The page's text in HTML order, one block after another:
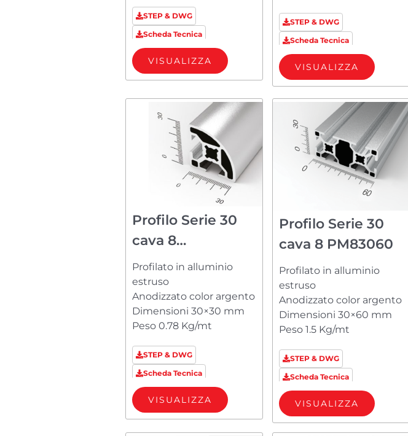
STEP & DWG
Scheda Tecnica
VISUALIZZA
STEP & DWG
Scheda Tecnica
VISUALIZZA
Profilo Serie 30
cava 8
PM83030R23
Profilato in alluminio
estruso
Anodizzato color argento
Dimensioni 30×30 mm
Peso 0.78 Kg/mt
STEP & DWG
Scheda Tecnica
VISUALIZZA
Profilo Serie 30
cava 8 PM83060
Profilato in alluminio
estruso
Anodizzato color argento
Dimensioni 30×60 mm
Peso 1.5 Kg/mt
STEP & DWG
Scheda Tecnica
VISUALIZZA